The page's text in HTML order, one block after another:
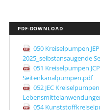
PDF-DOWNLOAD
050 Kreiselpumpen
2025_selbstansaugende
051 Kreiselpumpen
Seitenkanalpumpen.pdf
052 JEC
054